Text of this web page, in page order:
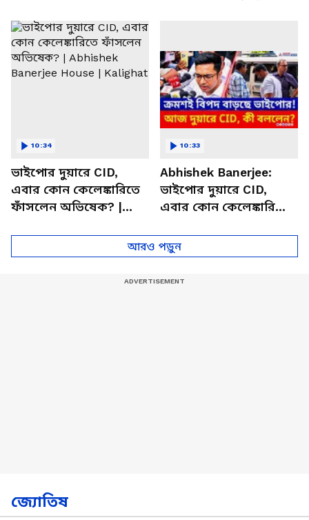
শুভেন্দুর
ভাইপোর দুয়ারে CID,
এবার কোন কেলেঙ্কারিতে
ফাঁসলেন অভিষেক? |
10:34
Abhishek Banerjee:
ভাইপোর দুয়ারে CID,
এবার কোন কেলেঙ্কারিতে
10:33
আরও পড়ুন
জ্যোতিষ